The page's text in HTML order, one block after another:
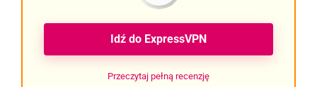
Idź do ExpressVPN
Przeczytaj pełną recenzję